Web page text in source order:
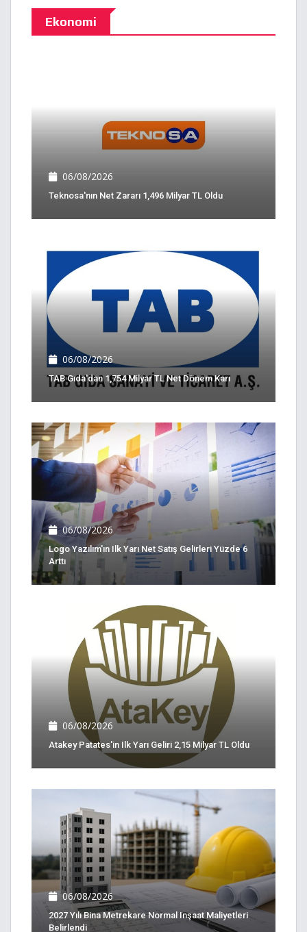
Ekonomi
06/08/2026
Teknosa'nın Net Zararı 1,496 Milyar TL Oldu
06/08/2026
TAB Gıda'dan 1,754 Milyar TL Net Dönem Karı
06/08/2026
Logo Yazılım'ın Ilk Yarı Net Satış Gelirleri Yüzde 6
Arttı
06/08/2026
Atakey Patates'in Ilk Yarı Geliri 2,15 Milyar TL Oldu
06/08/2026
2027 Yılı Bina Metrekare Normal Inşaat Maliyetleri
Belirlendi